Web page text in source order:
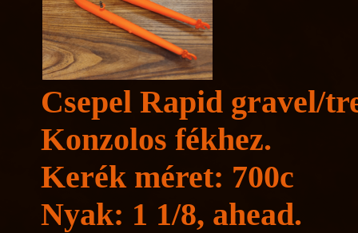
Csepel Rapid gravel/
Konzolos fékhez.
Kerék méret: 700c
Nyak: 1 1/8, ahead.